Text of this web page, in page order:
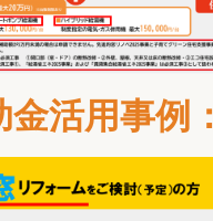
活用事例：